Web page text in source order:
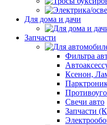
Для дома и дачи
Запчасти
Фильтра
Ксенон,
Свечи авто
Запчасти